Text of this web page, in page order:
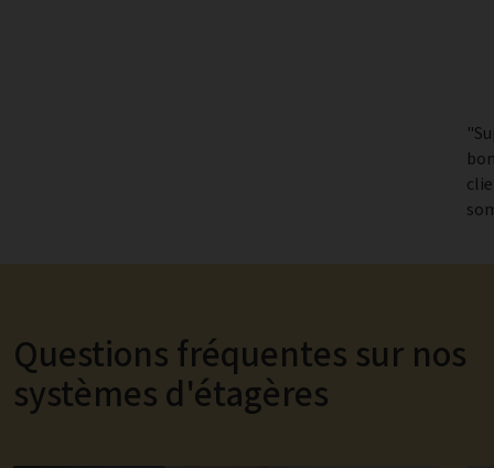
Questions fréquentes sur nos
systèmes d'étagères